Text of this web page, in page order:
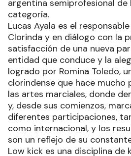
argentina semiprofesional de
categoría.
Lucas Ayala es el
Clorinda y en diálogo con la
satisfacción de una nueva
entidad que conduce y la
logrado por Romina Toledo,
clorindense que hace mucho
las artes marciales, donde
y, desde sus comienzos,
diferentes participaciones,
como internacional, y los
son un reflejo de su
Low kick es una disciplina de